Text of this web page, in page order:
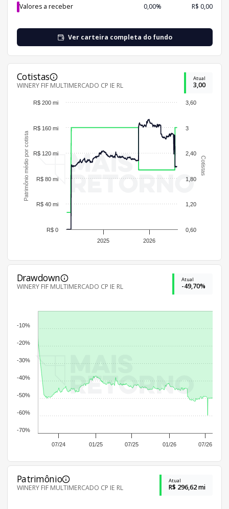
Valores a receber
0,00% R$ 0,00
Ver carteira completa do fundo
Cotistas
WINERY FIF MULTIMERCADO CP IE RL
Atual
3,00
Cotistas
Patrimônio médio por cotista
2025 2026
0,60
1,20
1,80
2,40
3
3,60
R$ 0
R$ 40 mi
R$ 80 mi
R$ 120 mi
R$ 160 mi
R$ 200 mi
Drawdown
WINERY FIF MULTIMERCADO CP IE RL
Atual
-49,70%
07/24 01/25 07/25 01/26 07/26
-70%
-60%
-50%
-40%
-30%
-20%
-10%
Patrimônio
WINERY FIF MULTIMERCADO CP IE RL
Atual
R$ 296,62 mi